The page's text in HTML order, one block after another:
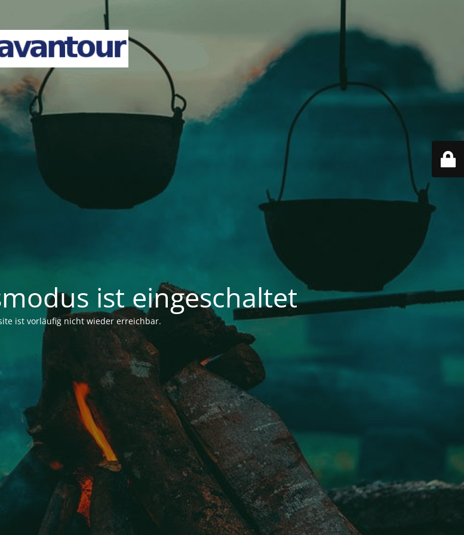
ist eingeschaltet
ist vorläufig nicht wieder erreichbar.